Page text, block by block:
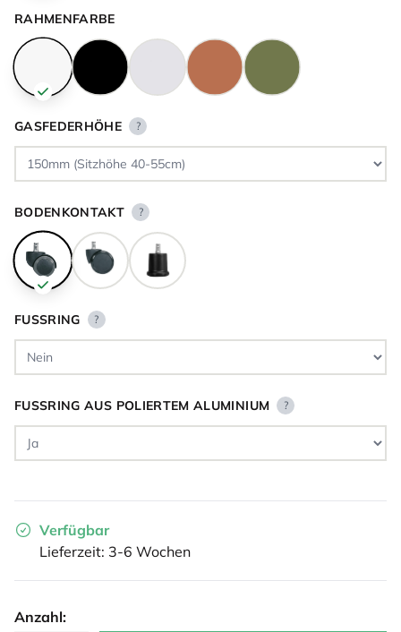
RAHMENFARBE
GASFEDERHÖHE ?
BODENKONTAKT ?
FUSSRING ?
FUSSRING AUS POLIERTEM ALUMINIUM ?
Verfügbar
Lieferzeit: 3-6 Wochen
Anzahl: